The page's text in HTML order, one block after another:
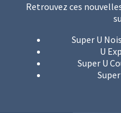
Retrouvez ces
Super U
U
Super U